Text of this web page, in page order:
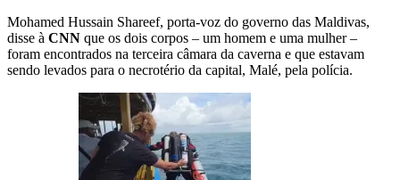
Mohamed Hussain Shareef, porta-voz do governo das Maldivas,
disse à CNN que os dois corpos – um homem e uma mulher –
foram encontrados na terceira câmara da caverna e que estavam
sendo levados para o necrotério da capital, Malé, pela polícia.